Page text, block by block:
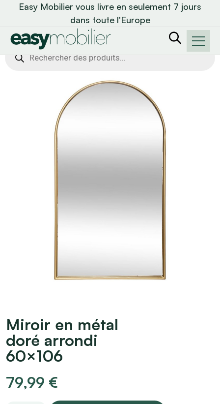
Easy Mobilier vous livre en seulement 7 jours
dans toute l'Europe
Recherche
de
Miroir en métal
doré arrondi
60×106
79,99 €